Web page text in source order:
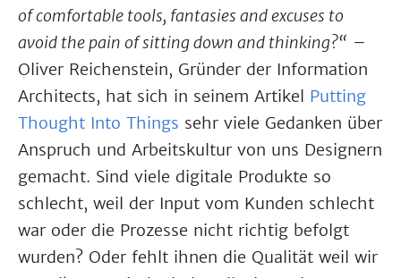
of comfortable tools, fantasies and excuses to
avoid the pain of sitting down and thinking?“ –
Oliver Reichenstein, Gründer der Information
Architects, hat sich in seinem Artikel Putting
Thought Into Things sehr viele Gedanken über
Anspruch und Arbeitskultur von uns Designern
gemacht. Sind viele digitale Produkte so
schlecht, weil der Input vom Kunden schlecht
war oder die Prozesse nicht richtig befolgt
wurden? Oder fehlt ihnen die Qualität weil wir